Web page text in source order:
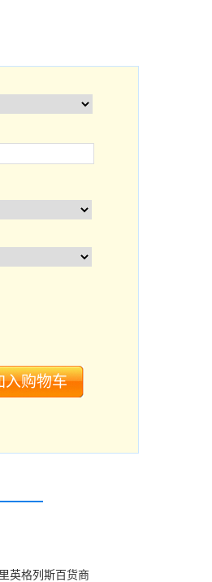
英格列斯百货商